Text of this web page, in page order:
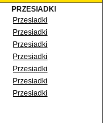
PRZESIADKI
Przesiadki
Przesiadki
Przesiadki
Przesiadki
Przesiadki
Przesiadki
Przesiadki